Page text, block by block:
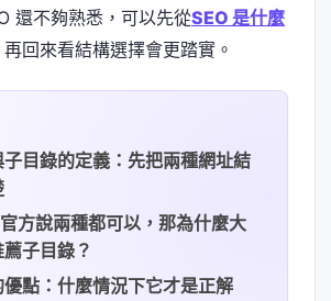
還不夠熟悉，可以先從SEO 是什麼
回來看結構選擇會更踏實。
目錄的定義：先把兩種網址結
方說兩種都可以，那為什麼大
子目錄？
點：什麼情況下它才是正解